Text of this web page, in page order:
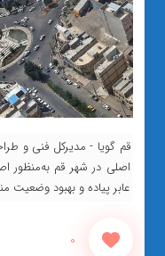
قم گویا - مدیرکل فنی و
اصلی در شهر قم به‌منظور
عابر پیاده و بهبود وضعیت
0